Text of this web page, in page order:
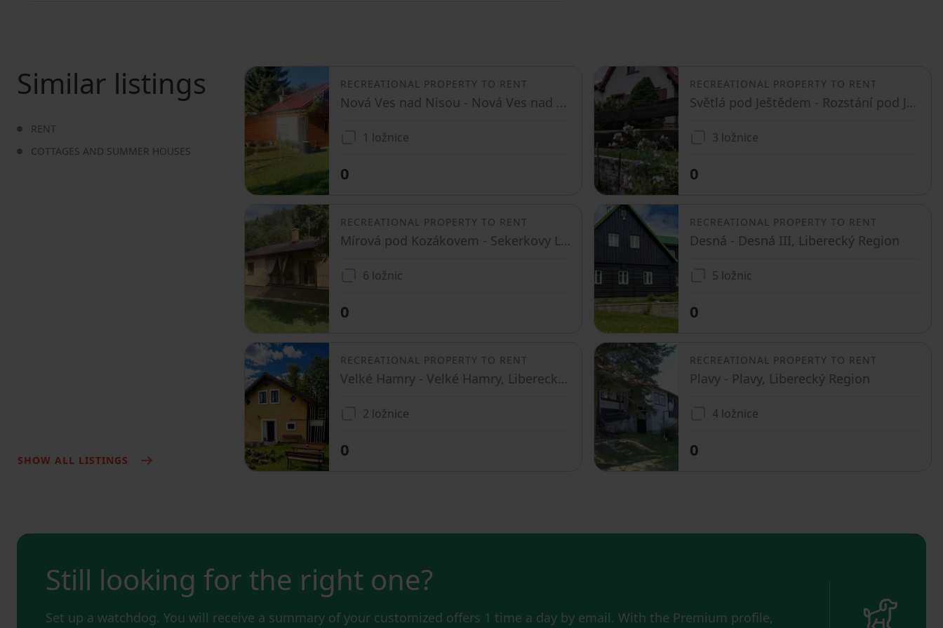
Similar listings
RENT
COTTAGES AND SUMMER HOUSES
SHOW ALL LISTINGS
RECREATIONAL PROPERTY TO RENT
Nová Ves nad Nisou - Nová Ves nad Nisou, Liberecký Region
1 ložnice
0
RECREATIONAL PROPERTY TO RENT
Světlá pod Ještědem - Rozstání pod Ještědem, Liberecký Region
3 ložnice
0
RECREATIONAL PROPERTY TO RENT
Mírová pod Kozákovem - Sekerkovy Loučky, Liberecký Region
6 ložnic
0
RECREATIONAL PROPERTY TO RENT
Desná - Desná III, Liberecký Region
5 ložnic
0
RECREATIONAL PROPERTY TO RENT
Velké Hamry - Velké Hamry, Liberecký Region
2 ložnice
0
RECREATIONAL PROPERTY TO RENT
Plavy - Plavy, Liberecký Region
4 ložnice
0
Still looking for the right one?
Set up a watchdog. You will receive a summary of your customized offers 1 time a day by email. With the Premium profile,